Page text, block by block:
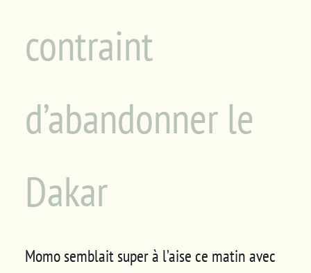
contraint
d’abandonner le
Dakar
Momo semblait super à l’aise ce matin avec